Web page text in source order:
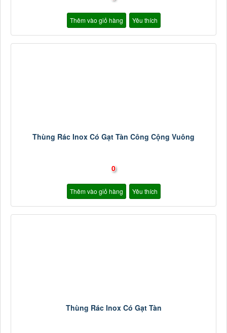
Thêm vào giỏ hàng Yêu thích
Thùng Rác Inox Có Gạt Tàn Công Cộng Vuông
0
Thêm vào giỏ hàng Yêu thích
Thùng Rác Inox Có Gạt Tàn